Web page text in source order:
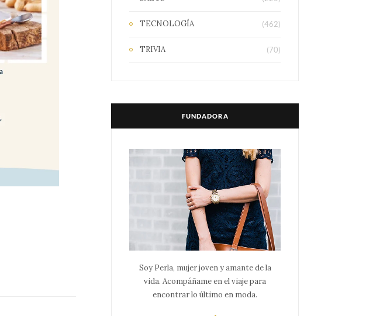
TECNOLOGÍA (462)
TRIVIA (70)
FUNDADORA
Soy Perla, mujer joven y amante de la
vida. Acompáñame en el viaje para
encontrar lo último en moda.